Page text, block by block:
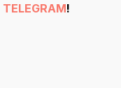
TELEGRAM!